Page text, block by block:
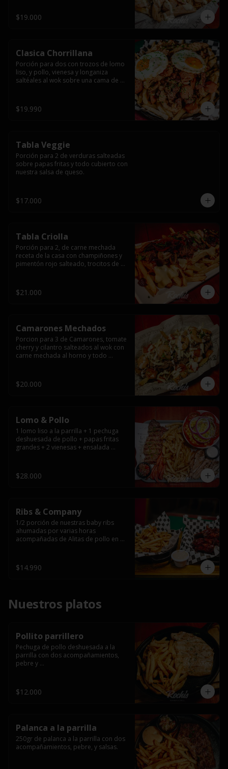
$19.000
Clasica Chorrillana
Porción para dos con trozos de lomo
liso, y pollo, vienesa y longaniza
saltéales al wok sobre una cama de
$19.990
Tabla Veggie
Porción para 2 de verduras salteadas
sobre papas fritas y todo cubierto con
nuestra salsa de queso.
$17.000
Tabla Criolla
Porción para 2, de carne mechada
receta de la casa con champiñones y
pimentón rojo salteado, trocitos de
papas fritas.
$21.000
Camarones Mechados
Porcion para 3 de Camarones, tomate
cherry y cilantro salteados al wok con
carne mechada al horno y todo
casera.
$20.000
Lomo & Pollo
1 lomo liso a la parrilla + 1 pechuga
deshuesada de pollo + papas fritas
grandes + 2 vienesas + ensalada
$28.000
Ribs & Company
1/2 porción de nuestras baby ribs
ahumadas por varias horas
acompañadas de Alitas de pollo en
$14.990
Nuestros platos
Pollito parrillero
Pechuga de pollo deshuesada a la
parrilla con dos acompañamientos,
pebre y
$12.000
Palanca a la parrilla
250gr de palanca a la parrilla con dos
acompañamientos, pebre, y salsas.